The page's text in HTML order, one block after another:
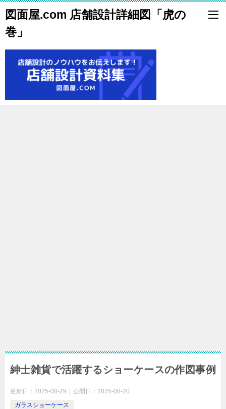
図面屋.com 店舗設計詳細図「虎の
巻」
紳士雑貨で活躍するショーケースの作図事例
更新日： 2025-08-29 公開日： 2025-08-20
ガラスショーケース